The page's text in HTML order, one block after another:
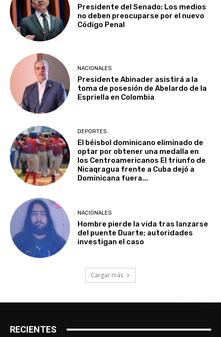
Presidente del Senado: Los medios
no deben preocuparse por el nuevo
Código Penal
NACIONALES
Presidente Abinader asistirá a la
toma de posesión de Abelardo de la
Espriella en Colombia
DEPORTES
El béisbol dominicano eliminado de
optar por obtener una medalla en
los Centroamericanos El triunfo de
Nicaqragua frente a Cuba dejó a
Dominicana fuera...
NACIONALES
Hombre pierde la vida tras lanzarse
del puente Duarte; autoridades
investigan el caso
Cargar más
RECIENTES